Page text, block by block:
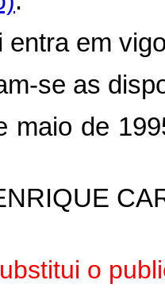
entra em
se as
maio de
o